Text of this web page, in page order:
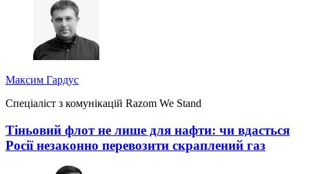
Максим Гардус
Спеціаліст з комунікацій Razom We Stand
Тіньовий флот не лише для нафти: чи вдасться
Росії незаконно перевозити скраплений газ